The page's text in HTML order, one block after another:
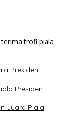
Presiden
Presiden
Juara Piala